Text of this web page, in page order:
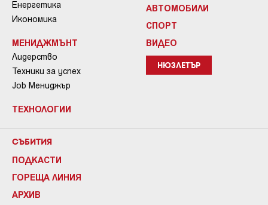
Енергетика
Икономика
МЕНИДЖМЪНТ
Лидерство
Техники за успех
Job Мениджър
ТЕХНОЛОГИИ
АВТОМОБИЛИ
СПОРТ
ВИДЕО
НЮЗЛЕТЪР
СЪБИТИЯ
ПОДКАСТИ
ГОРЕЩА ЛИНИЯ
АРХИВ